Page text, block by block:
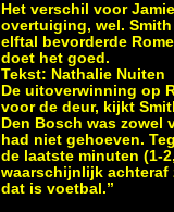
Het verschil voor
overtuiging, wel.
elftal bevorderde
doet het goed.
Tekst: Nathalie Nuiten
De uitoverwinning op
voor de deur, kijkt
Den Bosch was zowel
had niet gehoeven.
de laatste minuten (1-
waarschijnlijk achteraf
dat is voetbal.’’